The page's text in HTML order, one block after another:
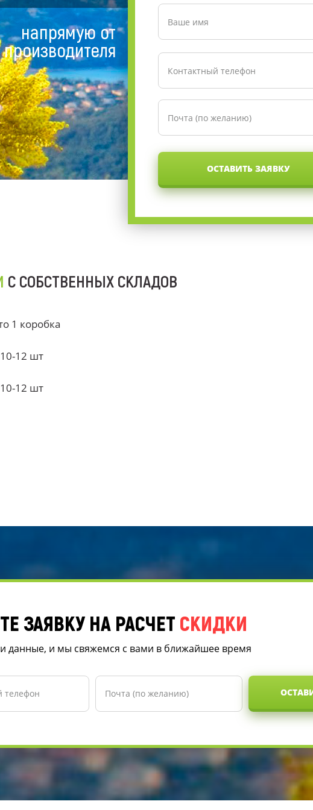
ОСТАВИТЬ ЗАЯВКУ
напрямую от
производителя
С СОБСТВЕННЫХ СКЛАДОВ
1 коробка
12 шт
12 шт
ЗАЯВКУ НА РАСЧЕТ СКИДКИ
данные, и мы свяжемся с вами в ближайшее время